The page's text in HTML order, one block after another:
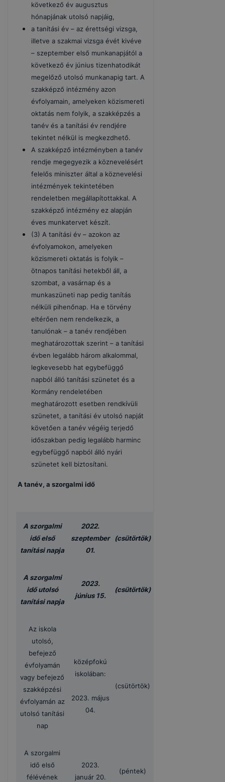
következő év augusztus
hónapjának utolsó napjáig,
a tanítási év – az érettségi vizsga,
illetve a szakmai vizsga évét kivéve
– szeptember első munkanapjától a
következő év június tizenhatodikát
megelőző utolsó munkanapig tart. A
szakképző intézmény azon
évfolyamain, amelyeken közismereti
oktatás nem folyik, a szakképzés a
tanév és a tanítási év rendjére
tekintet nélkül is megkezdhető.
A szakképző intézményben a tanév
rendje megegyezik a köznevelésért
felelős miniszter által a köznevelési
intézmények tekintetében
rendeletben megállapítottakkal. A
szakképző intézmény ez alapján
éves munkatervet készít.
(3) A tanítási év – azokon az
évfolyamokon, amelyeken
közismereti oktatás is folyik –
ötnapos tanítási hetekből áll, a
szombat, a vasárnap és a
munkaszüneti nap pedig tanítás
nélküli pihenőnap. Ha e törvény
eltérően nem rendelkezik, a
tanulónak – a tanév rendjében
meghatározottak szerint – a tanítási
évben legalább három alkalommal,
legkevesebb hat egybefüggő
napból álló tanítási szünetet és a
Kormány rendeletében
meghatározott esetben rendkívüli
szünetet, a tanítási év utolsó napját
követően a tanév végéig terjedő
időszakban pedig legalább harminc
egybefüggő napból álló nyári
szünetet kell biztosítani.
A tanév, a szorgalmi idő
A szorgalmi
idő első
tanítási napja
2022.
szeptember
01.
(csütörtök)
A szorgalmi
idő utolsó
tanítási napja
2023.
június 15.
(csütörtök)
Az iskola
utolsó,
befejező
évfolyamán
vagy befejező
szakképzési
évfolyamán az
utolsó tanítási
nap
középfokú
iskolában:
2023. május
04.
(csütörtök)
A szorgalmi
idő első
félévének
2023.
január 20.
(péntek)